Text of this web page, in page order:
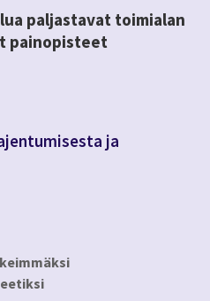
paljastavat toimialan
painopisteet
ja